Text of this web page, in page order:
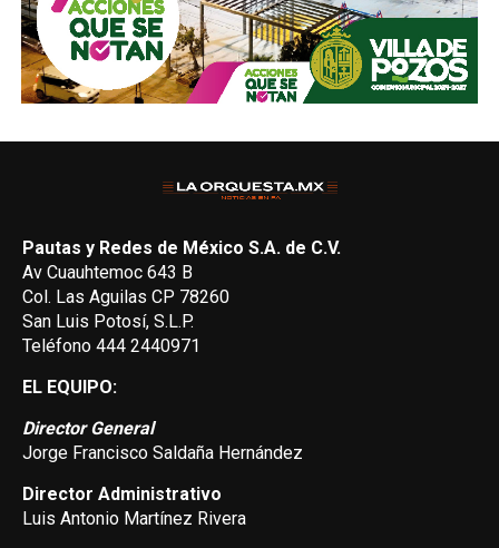
Pautas y Redes de México S.A. de C.V.
Av Cuauhtemoc 643 B
Col. Las Aguilas CP 78260
San Luis Potosí, S.L.P.
Teléfono 444 2440971
EL EQUIPO:
Director General
Jorge Francisco Saldaña Hernández
Director Administrativo
Luis Antonio Martínez Rivera